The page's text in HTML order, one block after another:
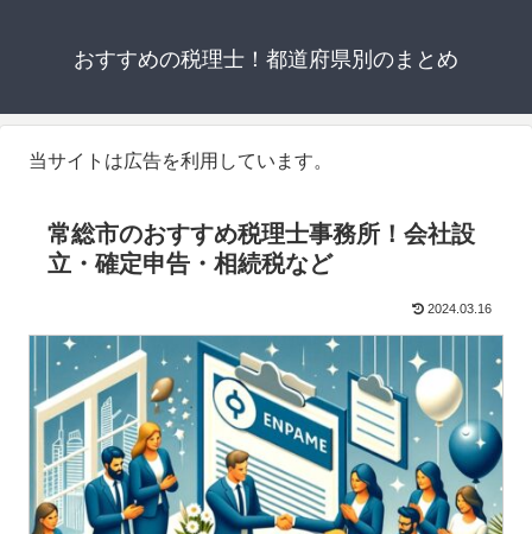
おすすめの税理士！都道府県別のまとめ
当サイトは広告を利用しています。
常総市のおすすめ税理士事務所！会社設
立・確定申告・相続税など
2024.03.16